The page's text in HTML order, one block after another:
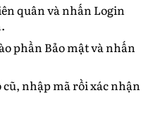
quân và nhấn Login
phần Bảo mật và nhấn
cũ, nhập mã rồi xác nhận